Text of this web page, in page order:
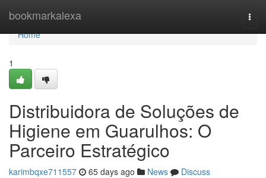
bookmarkalexa
Home
Home
1
Distribuidora de Soluções de
Higiene em Guarulhos: O
Parceiro Estratégico
karimbqxe711557 65 days ago News
Discuss